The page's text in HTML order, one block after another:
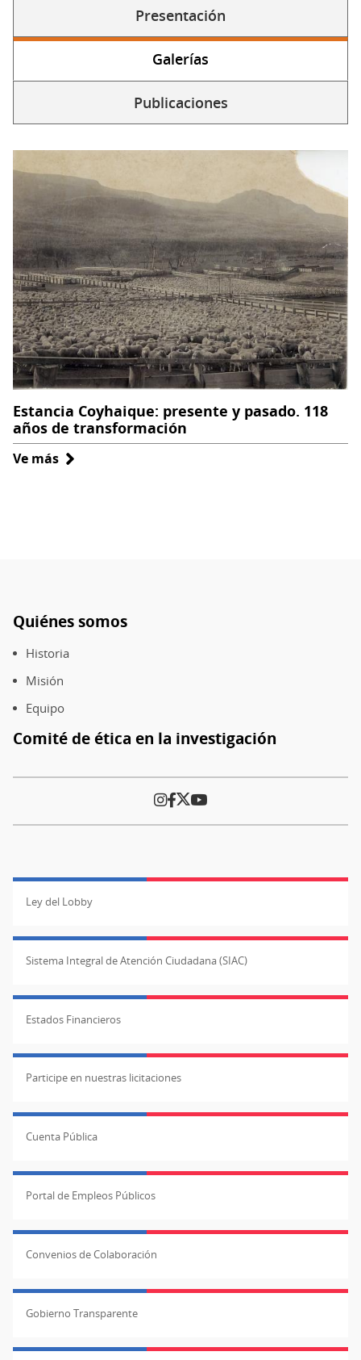
Solapas
secundarias
Presentación
Galerías
Publicaciones
Estancia Coyhaique: presente y pasado. 118
años de transformación
Ve más sobre
de
Pie
de
página
Quiénes somos
Historia
Misión
Equipo
Comité de ética en la investigación
Ley del Lobby
Sistema Integral de Atención Ciudadana (SIAC)
Estados Financieros
Participe en nuestras licitaciones
Cuenta Pública
Portal de Empleos Públicos
Convenios de Colaboración
Gobierno Transparente